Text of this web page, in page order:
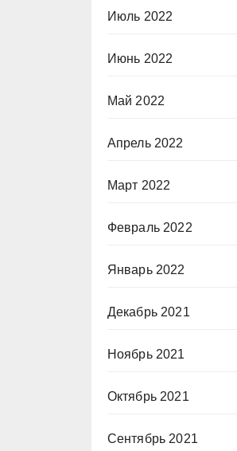
Июль 2022
Июнь 2022
Май 2022
Апрель 2022
Март 2022
Февраль 2022
Январь 2022
Декабрь 2021
Ноябрь 2021
Октябрь 2021
Сентябрь 2021